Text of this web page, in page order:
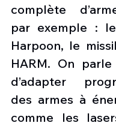
complète
par exemple :
Harpoon, le
HARM. On
d’adapter
des armes à
comme les